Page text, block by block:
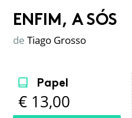
ENFIM, A SÓS
de Tiago Grosso
Papel
€ 13,00